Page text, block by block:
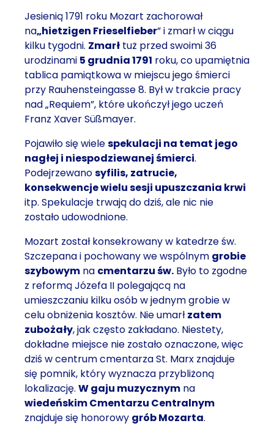
Jesienią 1791 roku Mozart zachorował
na„hietzigen Frieselfieber” i zmarł w ciągu
kilku tygodni. Zmarł tuż przed swoimi 36
urodzinami 5 grudnia 1791 roku, co upamiętnia
tablica pamiątkowa w miejscu jego śmierci
przy Rauhensteingasse 8. Był w trakcie pracy
nad „Requiem”, które ukończył jego uczeń
Franz Xaver Süßmayer.
Pojawiło się wielespekulacji na temat jego
nagłej i niespodziewanej śmierci.
Podejrzewanosyfilis, zatrucie,
konsekwencje wielu sesji upuszczania krwi
itp. Spekulacje trwają do dziś, ale nic nie
zostało udowodnione.
Mozart został konsekrowany w katedrze św.
Szczepana i pochowany we wspólnym grobie
szybowym na cmentarzu św. Było to zgodne
z reformą Józefa II polegającą na
umieszczaniu kilku osób w jednym grobie w
celu obniżenia kosztów. Nie umarłzatem
zubożały, jak często zakładano. Niestety,
dokładne miejsce nie zostało oznaczone, więc
dziś w centrum cmentarza St. Marx znajduje
się pomnik, który wyznacza przybliżoną
lokalizację. W gaju muzycznym na
wiedeńskim Cmentarzu Centralnym
znajduje się honorowy grób Mozarta.